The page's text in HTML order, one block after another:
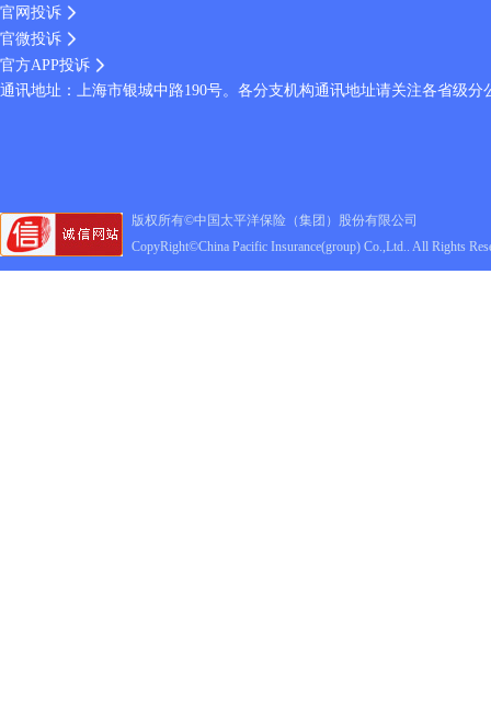
官网投诉
官微投诉
官方APP投诉
通讯地址：上海市银城中路190号。各分支机构通讯地址请关注各省级
版权所有©中国太平洋保险（集团）股份有限公司
CopyRight©China Pacific Insurance(group) Co.,Ltd.. All Rights